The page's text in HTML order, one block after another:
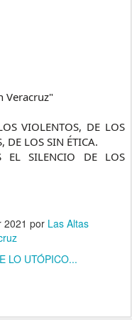
Veracruz"
VIOLENTOS, DE LOS
DE LOS SIN ÉTICA.
EL SILENCIO DE LOS
por Las Altas
LO UTÓPICO...